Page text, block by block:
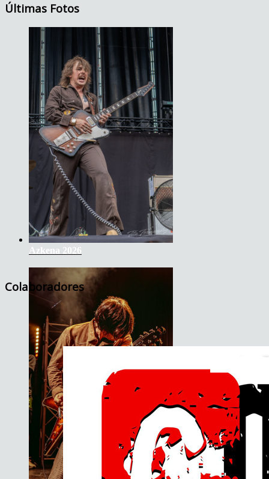
Últimas Fotos
Azkena 2026
Colaboradores